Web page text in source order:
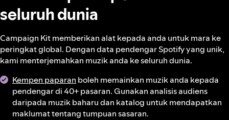
seluruh dunia
Campaign Kit memberikan alat kepada anda untuk mara ke
peringkat global. Dengan data pendengar Spotify yang unik,
kami menterjemahkan muzik anda ke seluruh dunia.
Kempen paparan boleh memainkan muzik anda kepada
pendengar di 40+ pasaran. Gunakan analisis audiens
daripada muzik baharu dan katalog untuk mendapatkan
maklumat tentang tumpuan sasaran.